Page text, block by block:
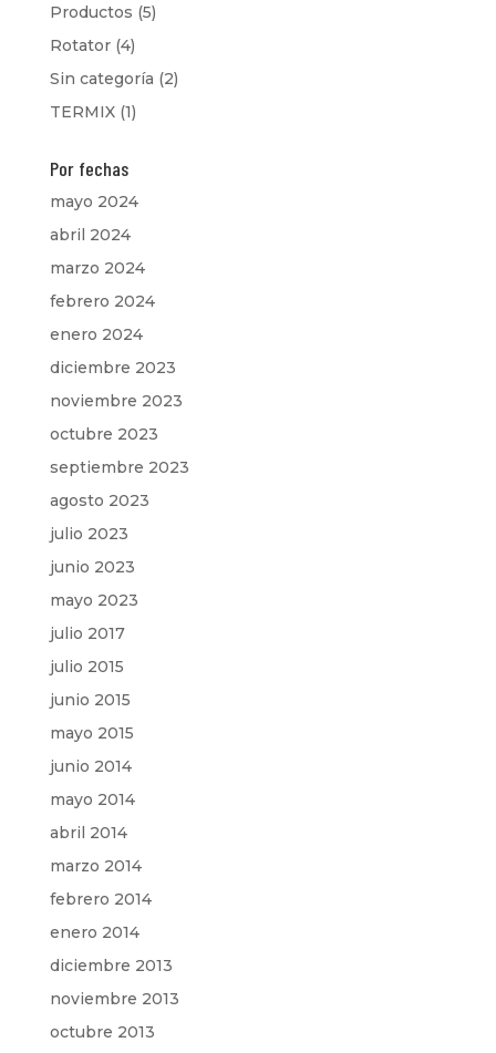
Productos (5)
Rotator(4)
Sin categoría (2)
TERMIX(1)
Por fechas
mayo 2024
abril 2024
marzo 2024
febrero 2024
enero 2024
diciembre 2023
noviembre 2023
octubre 2023
septiembre 2023
agosto 2023
julio 2023
junio 2023
mayo 2023
julio 2017
julio 2015
junio 2015
mayo 2015
junio 2014
mayo 2014
abril 2014
marzo 2014
febrero 2014
enero 2014
diciembre 2013
noviembre 2013
octubre 2013